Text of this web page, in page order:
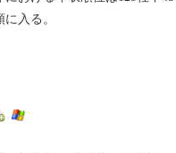
入る。